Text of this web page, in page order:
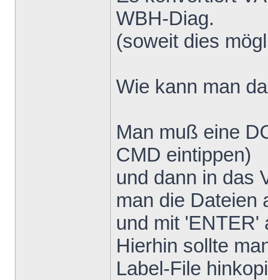
WBH-Diag.
(soweit dies
Wie kann man
Man muß eine
CMD eintippen)
und dann in das
man die Dateien
und mit 'ENTER'
Hierhin sollte
Label-File